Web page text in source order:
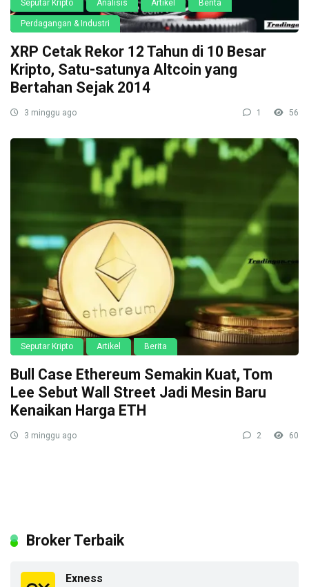
Seputar Kripto Analisis Artikel Berita
Perdagangan & Industri
XRP Cetak Rekor 12 Tahun di 10 Besar
Kripto, Satu-satunya Altcoin yang
Bertahan Sejak 2014
3 minggu ago 1 56
Seputar Kripto Artikel Berita
Bull Case Ethereum Semakin Kuat, Tom
Lee Sebut Wall Street Jadi Mesin Baru
Kenaikan Harga ETH
3 minggu ago 2 60
Broker Terbaik
Exness